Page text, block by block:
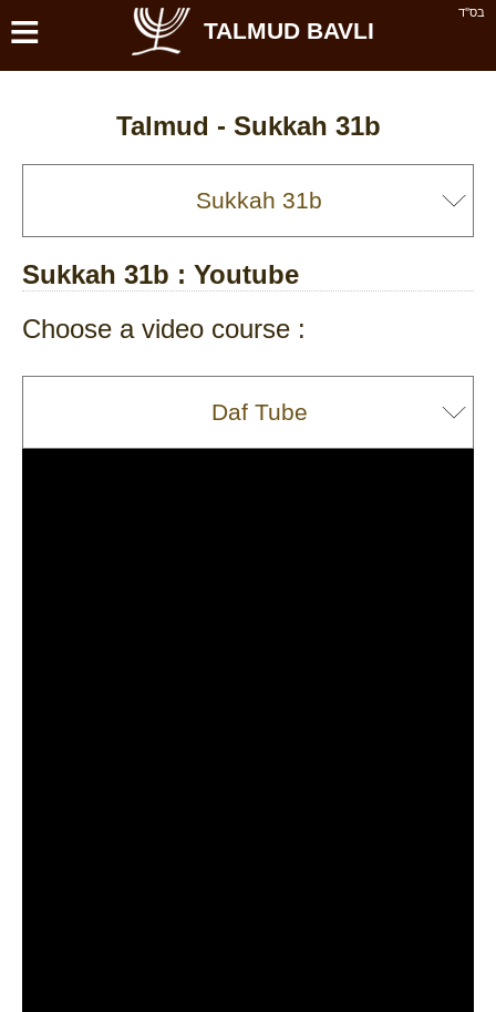
בס''ד ≡ TALMUD BAVLI
Talmud - Sukkah 31b
Sukkah 31b : Youtube
Choose a video course :